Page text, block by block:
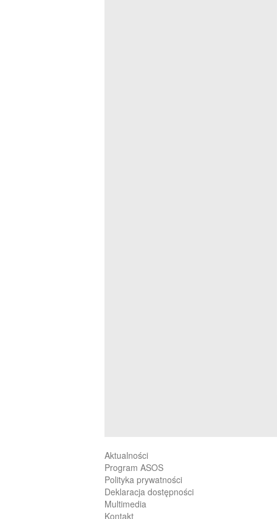
Aktualności
Program ASOS
Polityka prywatności
Deklaracja dostępności
Multimedia
Kontakt